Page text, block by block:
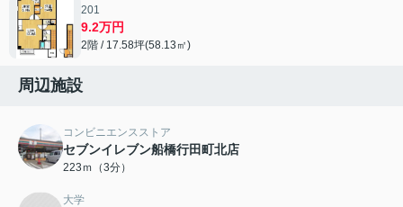
201
9.2万円
2階 / 17.58坪(58.13㎡)
周辺施設
コンビニエンスストア
セブンイレブン船橋行田町北店
223ｍ（3分）
大学